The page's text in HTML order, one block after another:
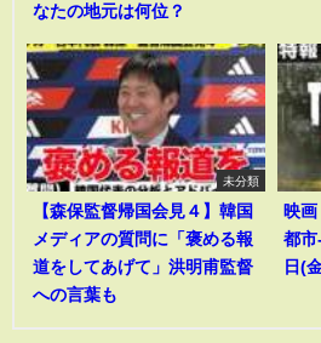
なたの地元は何位？
未分類
【森保監督帰国会見４】韓国
メディアの質問に「褒める報
道をしてあげて」洪明甫監督
への言葉も
映
都市
日(